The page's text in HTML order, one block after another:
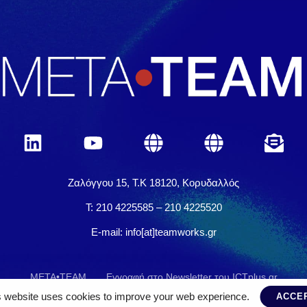
Ζαλόγγου 15, Τ.Κ 18120, Κορυδαλλός
Τ: 210 4225585 – 210 4225520
E-mail: info[at]teamworks.gr
META•TEAM Εγγραφή στο Newsletter του ICTplus.gr
website uses cookies to improve your web experience.